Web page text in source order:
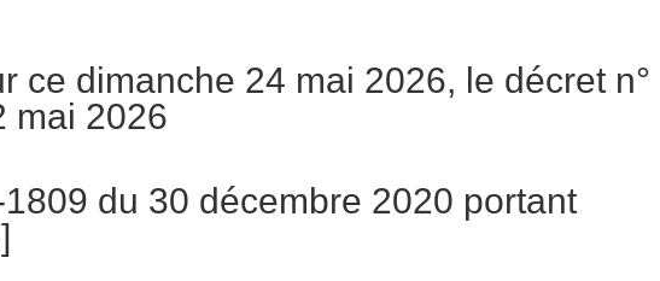
ce dimanche 24 mai 2026, le décret n°
mai 2026
du 30 décembre 2020 portant